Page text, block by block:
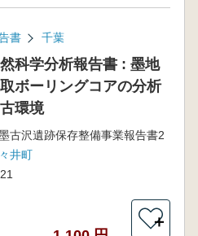
書 千葉
科学分析報告書 : 墨地
ボーリングコアの分析
環境
古沢遺跡保存整備事業報告書2
井町
＋